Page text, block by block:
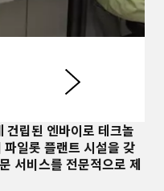
다
음
립된 엔바이로 테크놀
일롯 플랜트 시설을 갖
서비스를 전문적으로 제